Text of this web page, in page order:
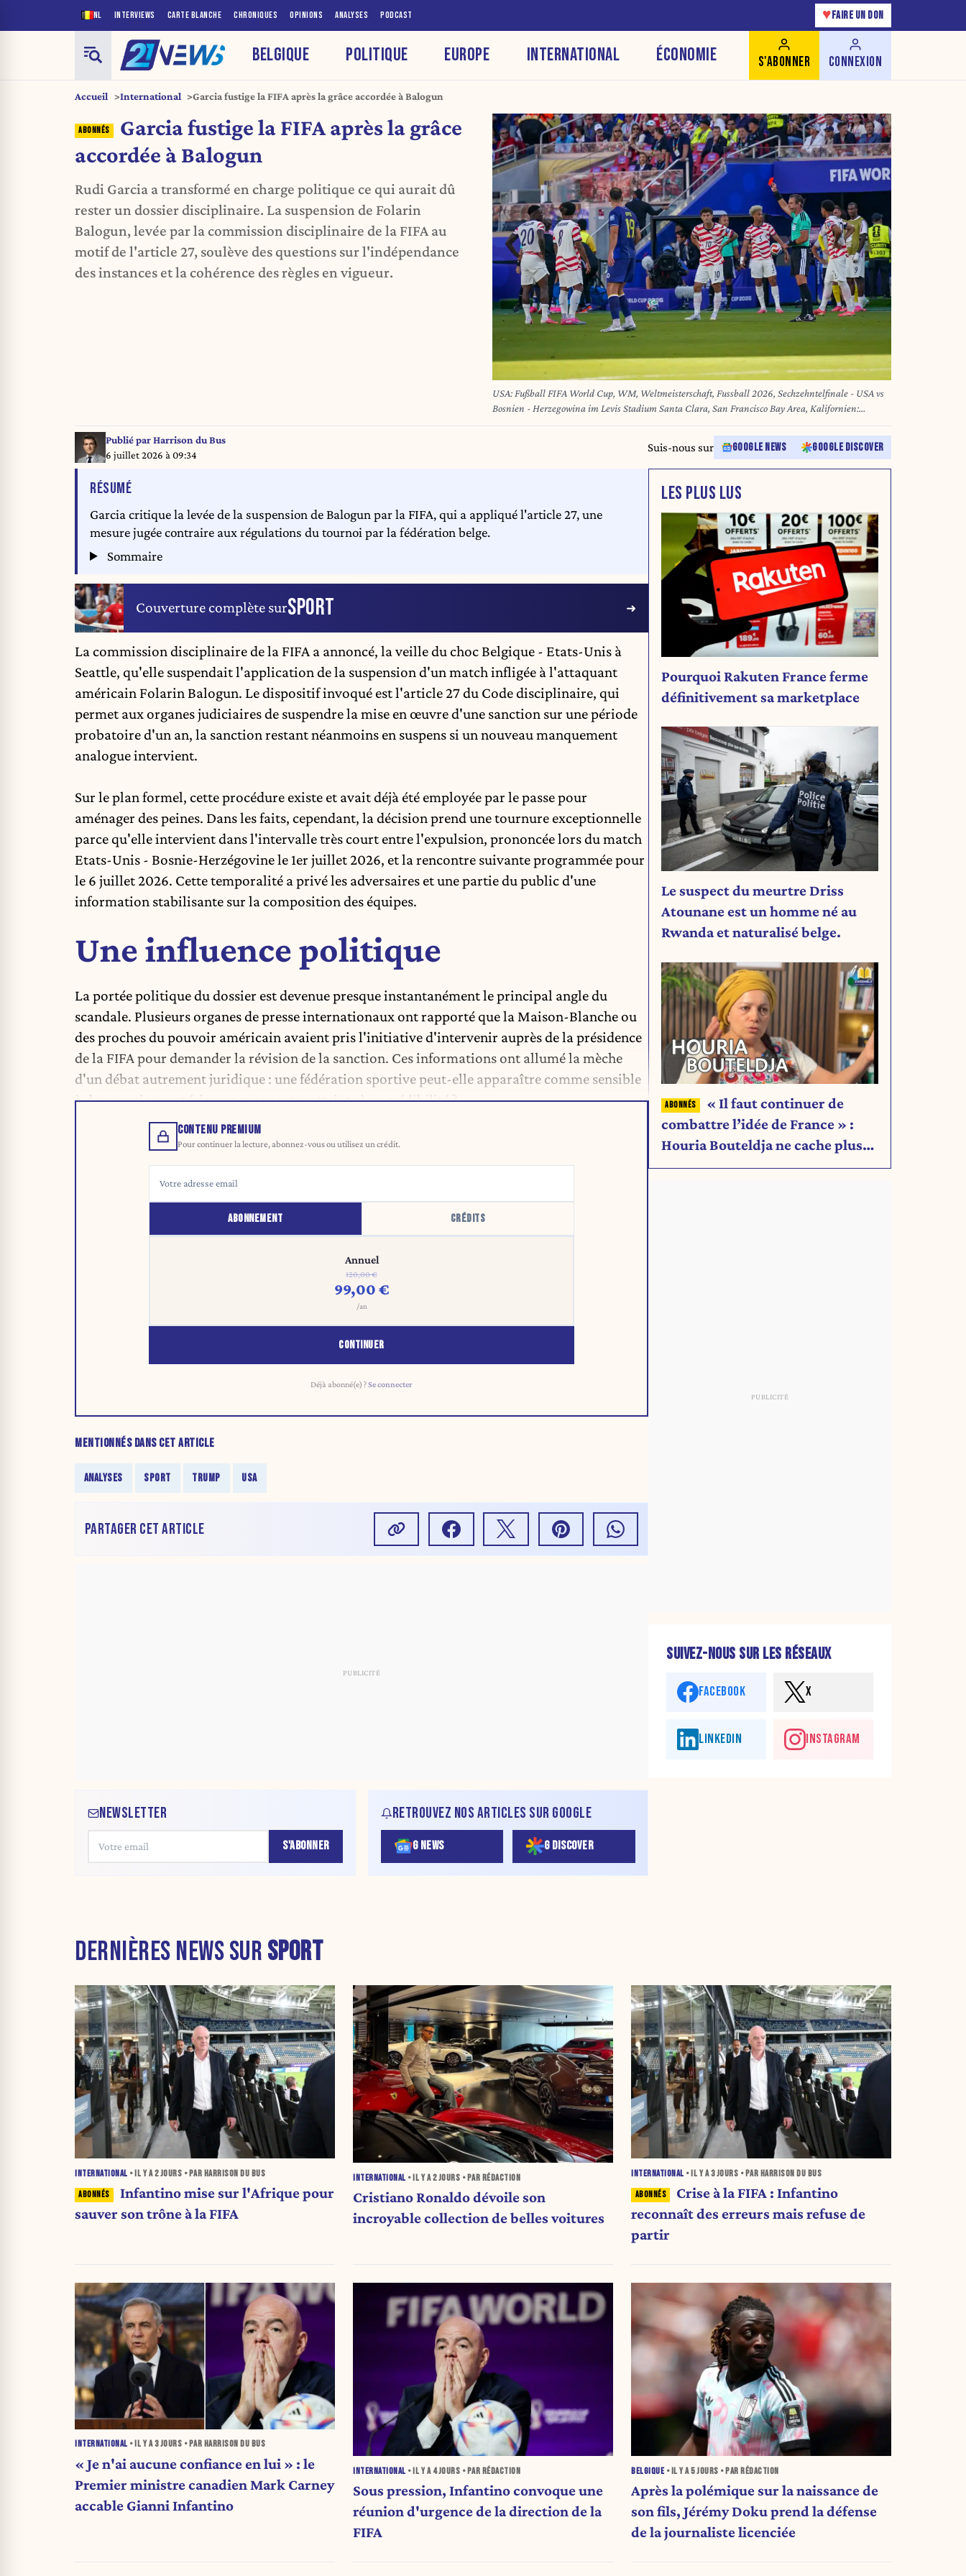
NL INTERVIEWS CARTE BLANCHE CHRONIQUES OPINIONS ANALYSES PODCAST ♥ FAIRE UN DON
BELGIQUE POLITIQUE EUROPE INTERNATIONAL ÉCONOMIE S'ABONNER CONNEXION
Accueil International Garcia fustige la FIFA après la grâce accordée à Balogun
Garcia fustige la FIFA après la grâce
accordée à Balogun
Rudi Garcia a transformé en charge politique ce qui aurait dû
rester un dossier disciplinaire. La suspension de Folarin
Balogun, levée par la commission disciplinaire de la FIFA au
motif de l'article 27, soulève des questions sur l'indépendance
des instances et la cohérence des règles en vigueur.
USA: Fußball FIFA World Cup, WM, Weltmeisterschaft, Fussball 2026, Sechzehntelfinale - USA vs
Bosnien - Herzegowina im Levis Stadium Santa Clara, San Francisco Bay Area, Kalifornien:
Schiedsrichter Raphael Claus Brasilien zeigt Folarin Balogun USA, 20 Rote Karte *** 2026 FIFA
World Cup: USA vs. Bosnia and Herzegovina, Round of 32 at Levis Stadium in Santa Clara, San
Francisco Bay Area, California. Referee Raphael Claus of Brazil shows Folarin Balogun of the USA a
red card in the 20th minute. Copyright: xJOERANxSTEINSIEKx
Publié parHarrison du Bus
6 juillet 2026 à 09:34
Suis-nous sur GOOGLE NEWS GOOGLE DISCOVER
RÉSUMÉDE L'ARTICLE
Garcia critique la levée de la suspension de Balogun par la FIFA, qui a appliqué l'article 27, une
mesure jugée contraire aux régulations du tournoi par la fédération belge.
Sommaire
Couverture complète surSPORT
La commission disciplinaire de la FIFA a annoncé, la veille du choc Belgique - Etats-Unis à
Seattle, qu'elle suspendait l'application de la suspension d'un match infligée à l'attaquant
américain Folarin Balogun. Le dispositif invoqué est l'article 27 du Code disciplinaire, qui
permet aux organes judiciaires de suspendre la mise en œuvre d'une sanction sur une période
probatoire d'un an, la sanction restant néanmoins en suspens si un nouveau manquement
analogue intervient.
Sur le plan formel, cette procédure existe et avait déjà été employée par le passe pour
aménager des peines. Dans les faits, cependant, la décision prend une tournure exceptionnelle
parce qu'elle intervient dans l'intervalle très court entre l'expulsion, prononcée lors du match
Etats-Unis - Bosnie-Herzégovine le 1er juillet 2026, et la rencontre suivante programmée pour
le 6 juillet 2026. Cette temporalité a privé les adversaires et une partie du public d'une
information stabilisante sur la composition des équipes.
Une influence politique
La portée politique du dossier est devenue presque instantanément le principal angle du
scandale. Plusieurs organes de presse internationaux ont rapporté que la Maison-Blanche ou
des proches du pouvoir américain avaient pris l'initiative d'intervenir auprès de la présidence
de la FIFA pour demander la révision de la sanction. Ces informations ont allumé la mèche
d'un débat autrement juridique : une fédération sportive peut-elle apparaître comme sensible
à des pressions extérieures sans porter atteinte à sa crédibilité ?
CONTENU PREMIUM
Pour continuer la lecture, abonnez-vous ou utilisez un crédit.
ABONNEMENT CRÉDITS
Annuel
120,00 €
99,00 €
/an
CONTINUER
Déjà abonné(e) ?Se connecter
MENTIONNÉS DANS CET ARTICLE
ANALYSES SPORT TRUMP USA
PARTAGER CET ARTICLE
NEWSLETTER
S'ABONNER
RETROUVEZ NOS ARTICLES SUR GOOGLE
G NEWS G DISCOVER
LES PLUS LUS
Pourquoi Rakuten France ferme
définitivement sa marketplace
Le suspect du meurtre Driss
Atounane est un homme né au
Rwanda et naturalisé belge.
« Il faut continuer de
combattre l’idée de France » :
Houria Bouteldja ne cache plus
rien de son projet
SUIVEZ-NOUS SUR LES RÉSEAUX
FACEBOOK X
LINKEDIN INSTAGRAM
DERNIÈRES NEWS SUR SPORT
INTERNATIONAL • IL Y A2 JOURS • PAR HARRISON DU BUS
Infantino mise sur l'Afrique pour
sauver son trône à la FIFA
INTERNATIONAL • IL Y A2 JOURS • PAR RÉDACTION
Cristiano Ronaldo dévoile son
incroyable collection de belles voitures
INTERNATIONAL • IL Y A3 JOURS • PAR HARRISON DU BUS
Crise à la FIFA : Infantino
reconnaît des erreurs mais refuse de
partir
INTERNATIONAL • IL Y A3 JOURS • PAR HARRISON DU BUS
« Je n'ai aucune confiance en lui » : le
Premier ministre canadien Mark Carney
accable Gianni Infantino
INTERNATIONAL • IL Y A 4 JOURS • PAR RÉDACTION
Sous pression, Infantino convoque une
réunion d'urgence de la direction de la
FIFA
BELGIQUE • IL Y A5 JOURS • PAR RÉDACTION
Après la polémique sur la naissance de
son fils, Jérémy Doku prend la défense
de la journaliste licenciée